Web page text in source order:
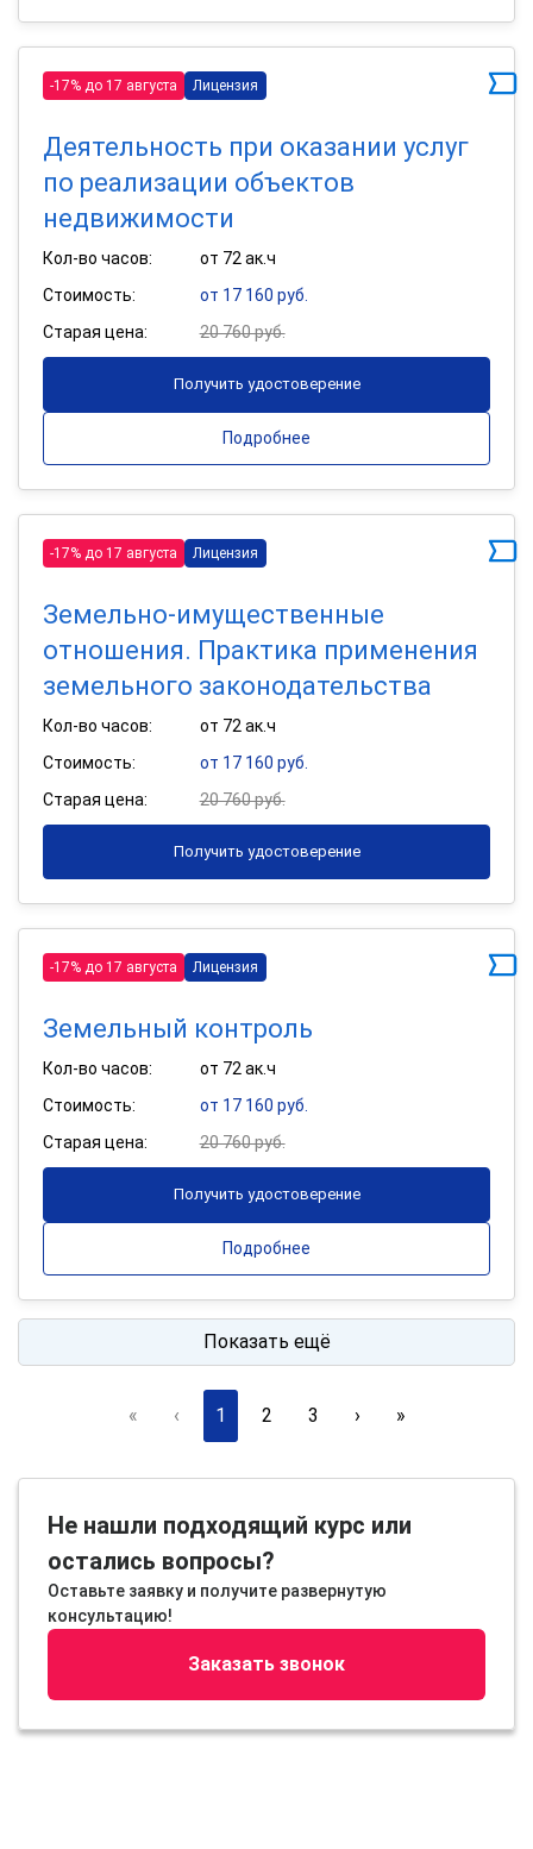
-17% до 17 августа Лицензия
Деятельность при оказании услуг
по реализации объектов
недвижимости
Кол-во часов:
от 72 ак.ч
Стоимость:
от 17 160 руб.
Старая цена:
20 760 руб.
Получить удостоверение
Подробнее
-17% до 17 августа Лицензия
Земельно-имущественные
отношения. Практика применения
земельного законодательства
Кол-во часов:
от 72 ак.ч
Стоимость:
от 17 160 руб.
Старая цена:
20 760 руб.
Получить удостоверение
-17% до 17 августа Лицензия
Земельный контроль
Кол-во часов:
от 72 ак.ч
Стоимость:
от 17 160 руб.
Старая цена:
20 760 руб.
Получить удостоверение
Подробнее
Показать ещё
« ‹ 1 2 3 › »
Не нашли подходящий курс или
остались вопросы?
Оставьте заявку и получите развернутую
консультацию!
Заказать звонок